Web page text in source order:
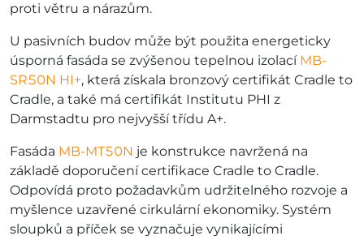
proti větru a nárazům.
U pasivních budov může být použita energeticky
úsporná fasáda se zvýšenou tepelnou izolací MB-
SR50N HI+, která získala bronzový certifikát Cradle to
Cradle, a také má certifikát Institutu PHI z
Darmstadtu pro nejvyšší třídu A+.
Fasáda MB-MT50N je konstrukce navržená na
základě doporučení certifikace Cradle to Cradle.
Odpovídá proto požadavkům udržitelného rozvoje a
myšlence uzavřené cirkulární ekonomiky. Systém
sloupků a příček se vyznačuje vynikajícími